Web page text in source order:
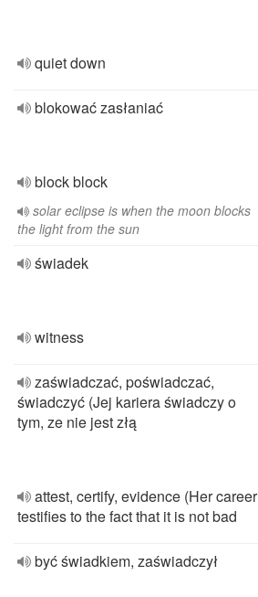
quiet down
blokować zasłaniać
block block
solar eclipse is when the moon blocks
the light from the sun
świadek
witness
zaświadczać, poświadczać,
świadczyć (Jej kariera świadczy o
tym, ze nie jest złą
attest, certify, evidence (Her career
testifies to the fact that it is not bad
być świadkiem, zaświadczył